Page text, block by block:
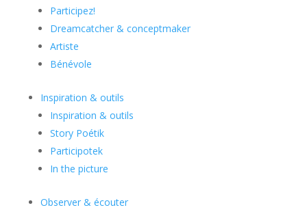
Participez!
Dreamcatcher & conceptmaker
Artiste
Bénévole
Inspiration & outils
Inspiration & outils
Story Poétik
Participotek
In the picture
Observer & écouter